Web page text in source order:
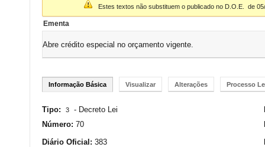
Estes textos não substituem o publicado no D.O.E. de
Ementa
Abre crédito especial no orçamento vigente.
Informação Básica Visualizar Alterações Processo
Tipo: 3 - Decreto Lei
Número: 70
Diário Oficial: 383